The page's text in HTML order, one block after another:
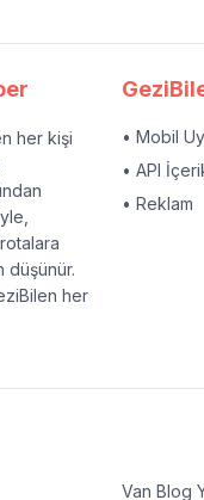
her kişi
düşünür.
her
• Mobil
• API
• Reklam
Van Blog